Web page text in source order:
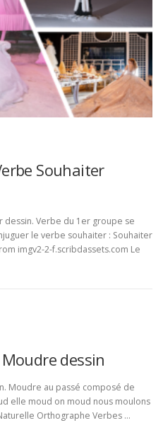
Souhaiter
dessin. Verbe du 1er groupe se
le verbe souhaiter : Souhaiter
imgv2-2-f.scribdassets.com Le
dessin
Moudre au passé composé de
elle moud on moud nous moulons
Orthographe Verbes …